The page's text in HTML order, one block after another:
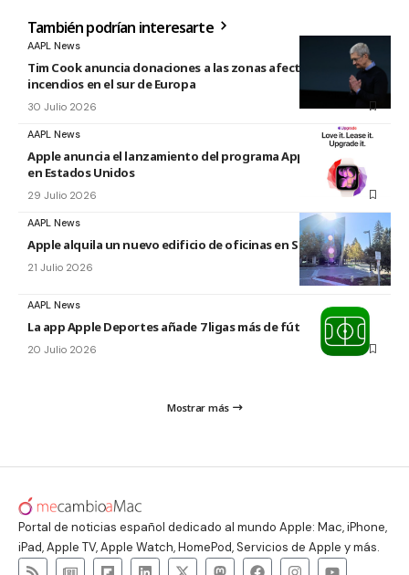
También podrían interesarte
AAPL News
Tim Cook anuncia donaciones a las zonas afectadas por los
incendios en el sur de Europa
30 Julio 2026
AAPL News
Apple anuncia el lanzamiento del programa Apple Upgrade
en Estados Unidos
29 Julio 2026
AAPL News
Apple alquila un nuevo edificio de oficinas en Sunnyvale
21 Julio 2026
AAPL News
La app Apple Deportes añade 7 ligas más de fútbol
20 Julio 2026
Mostrar más
Portal de noticias español dedicado al mundo Apple: Mac, iPhone,
iPad, Apple TV, Apple Watch, HomePod, Servicios de Apple y más.